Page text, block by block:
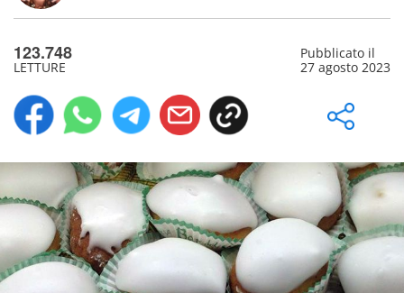
123.748
LETTURE
Pubblicato il
27 agosto 2023